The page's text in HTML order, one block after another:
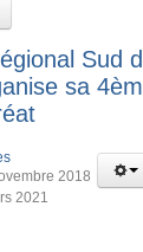
Sud
sa
2018
2021